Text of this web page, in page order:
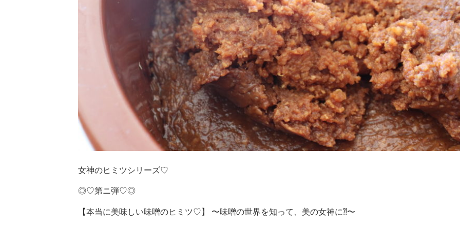
女神のヒミツシリーズ♡
◎♡第ニ弾♡◎
【本当に美味しい味噌のヒミツ♡】 〜味噌の世界を知って、美の女神に⁈〜